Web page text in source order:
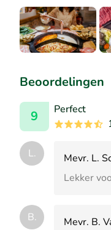
Beoordelingen
9
Perfect
L.
Mevr. L.
Lekker
B.
Mevr. B.